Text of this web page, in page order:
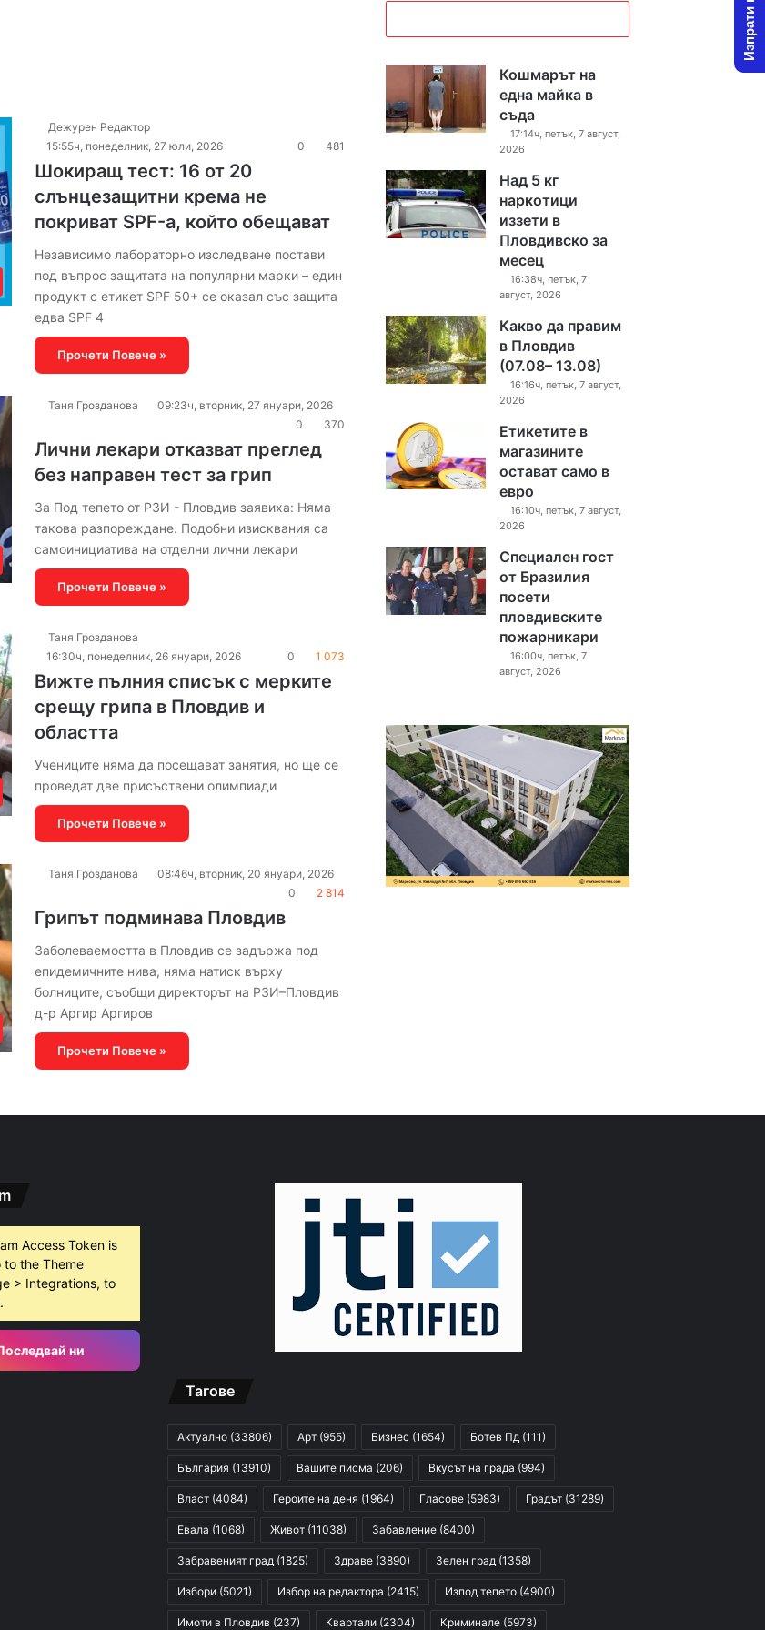
Дежурен Редактор
15:55ч, понеделник, 27 юли, 2026
0 481
Шокиращ тест: 16 от 20
слънцезащитни крема не
покриват SPF-а, който обещават
Независимо лабораторно изследване постави
под въпрос защитата на популярни марки – един
продукт с етикет SPF 50+ се оказал със защита
едва SPF 4
Прочети Повече »
Таня Грозданова
09:23ч, вторник, 27 януари, 2026
0
370
Лични лекари отказват преглед
без направен тест за грип
За Под тепето от РЗИ - Пловдив заявиха: Няма
такова разпореждане. Подобни изисквания са
самоинициатива на отделни лични лекари
Прочети Повече »
Таня Грозданова
16:30ч, понеделник, 26 януари, 2026
0 1 073
Вижте пълния списък с мерките
срещу грипа в Пловдив и
областта
Учениците няма да посещават занятия, но ще се
проведат две присъствени олимпиади
Прочети Повече »
Таня Грозданова
08:46ч, вторник, 20 януари, 2026
0
2 814
Грипът подминава Пловдив
Заболеваемостта в Пловдив се задържа под
епидемичните нива, няма натиск върху
болниците, съобщи директорът на РЗИ–Пловдив
д-р Аргир Аргиров
Прочети Повече »
Кошмарът на
една майка в
съда
17:14ч, петък, 7 август,
2026
Над 5 кг
наркотици
иззети в
Пловдивско за
месец
16:38ч, петък, 7
август, 2026
Какво да правим
в Пловдив
(07.08– 13.08)
16:16ч, петък, 7 август,
2026
Етикетите в
магазините
остават само в
евро
16:10ч, петък, 7 август,
2026
Специален гост
от Бразилия
посети
пловдивските
пожарникари
16:00ч, петък, 7
август, 2026
Access Token is
to the Theme
> Integrations, to
ни
Тагове
Актуално (33806) Арт (955) Бизнес (1654) Ботев Пд (111)
България (13910) Вашите писма (206) Вкусът на града (994)
Власт (4084) Героите на деня (1964) Гласове (5983) Градът (31289)
Евала (1068) Живот (11038) Забавление (8400)
Забравеният град (1825) Здраве (3890) Зелен град (1358)
Избори (5021) Избор на редактора (2415) Изпод тепето (4900)
Имоти в Пловдив (237) Квартали (2304) Криминале (5973)